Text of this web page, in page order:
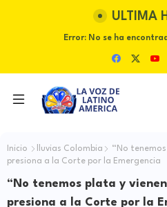
ULTIMA
Error:No se ha
Inicio lluvias Colombia
“No
presiona a la Corte por la Emergencia
“No tenemos plata y
presiona a la Corte por la